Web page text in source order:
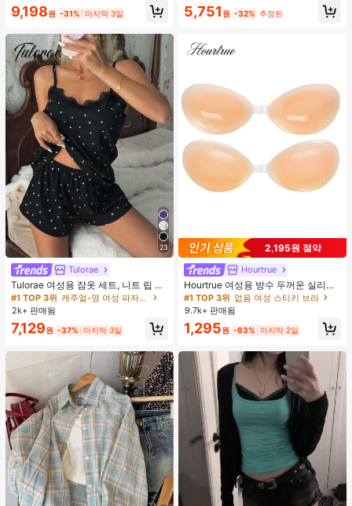
9,198원 -31% 마지막 3일
23
Tulorae
Tulorae 여성용 잠옷 세트, 니트 립 원
단, 하트 프린트 대비 레이스 트림, 로
맨틱 달콤 귀여운 섹시 캐미솔 & 반바
지 베이비돌 잠옷 세트 투피스 나이트
세트 섹시 잠옷 세트 여성용 잠옷 롬퍼
투피스 잠옷 세트 여성용 잠옷 세트 도
트 잠옷 세트 잠옷 반바지 세트 투피스
잠옷 세트 여성용 여름 세트 도트 반바
지 세트 여성용 잠옷 세트 반바지 잠옷
세트 여성용 투피스 여름 라운지 세트
#1 TOP 3위
캐주얼-영 여성 파자마 세트
2k+ 판매됨
7,129원 -37% 마지막 3일
5,751 원 -32% 추정된
2,195원 절약
Hourtrue
Hourtrue 여성용 방수 두꺼운 실리콘
가슴 페탈, 작은 가슴 리프트업 & 푸시
인용, 웨딩 촬영 및 들러리용
#1 TOP 3위 없음 여성 스티키 브라
9.7k+ 판매됨
1,295원 -63% 마지막 2일